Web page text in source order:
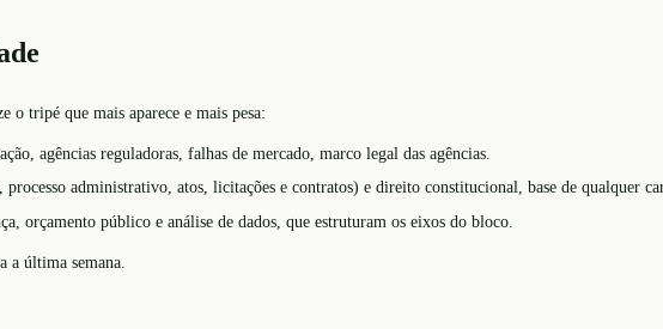
o tripé que mais aparece e mais pesa:
agências reguladoras, falhas de mercado, marco legal das agências.
administrativo, atos, licitações e contratos) e direito constitucional, base de qualquer
orçamento público e análise de dados, que estruturam os eixos do bloco.
a última semana.